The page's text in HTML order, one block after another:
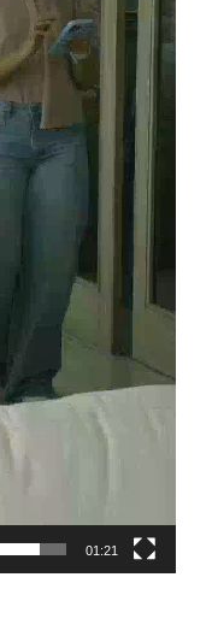
01:21